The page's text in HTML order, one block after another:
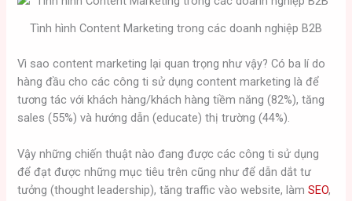
Tình hình Content Marketing trong các doanh nghiệp B2B
Vì sao content marketing lại quan trọng như vậy? Có ba lí do
hàng đầu cho các công ti sử dụng content marketing là để
tương tác với khách hàng/khách hàng tiềm năng (82%), tăng
sales (55%) và hướng dẫn (educate) thị trường (44%).
Vậy những chiến thuật nào đang được các công ti sử dụng
để đạt được những mục tiêu trên cũng như để dẫn dắt tư
tưởng (thought leadership), tăng traffic vào website, làmSEO,